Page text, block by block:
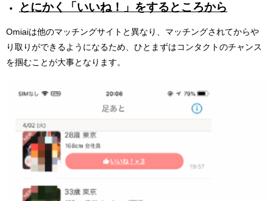
とにかく「いいね！」をするところから
Omiaiは他のマッチングサイトと異なり、マッチングされてからや
り取りができるようになるため、ひとまずはコンタクトのチャンス
を掴むことが大事となります。